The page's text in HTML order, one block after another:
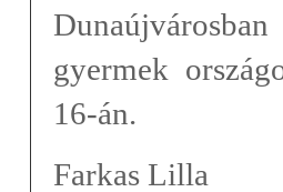
gyermek
16-án.
Farkas Lilla